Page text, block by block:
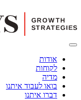
אודות
לקוחות
מדיה
בואו לעבוד איתנו
דברו איתנו